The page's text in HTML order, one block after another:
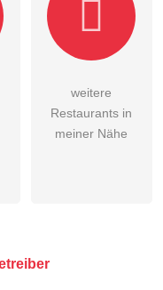
genommen.
weitere
Restaurants in
meiner Nähe